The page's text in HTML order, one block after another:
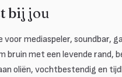
bij jou
mediaspeler, soundbar,
bruin met een levende rand,
oliën, vochtbestendig en